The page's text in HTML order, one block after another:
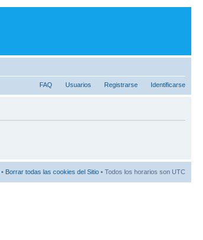
FAQ Usuarios Registrarse Identificarse
• Borrar todas las cookies del Sitio • Todos los horarios son UTC